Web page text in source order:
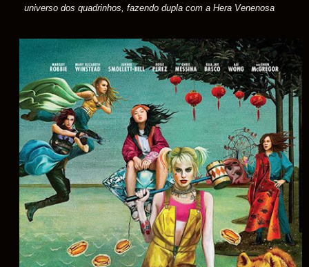
universo dos quadrinhos, fazendo dupla com a Hera Venenosa